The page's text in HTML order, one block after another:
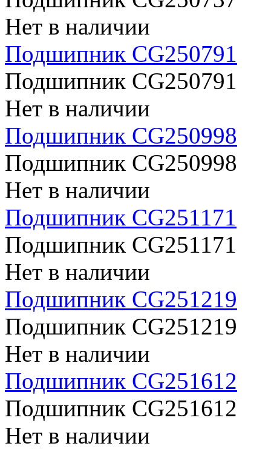
Нет в наличии
Подшипник CG250791
Подшипник CG250791
Нет в наличии
Подшипник CG250998
Подшипник CG250998
Нет в наличии
Подшипник CG251171
Подшипник CG251171
Нет в наличии
Подшипник CG251219
Подшипник CG251219
Нет в наличии
Подшипник CG251612
Подшипник CG251612
Нет в наличии